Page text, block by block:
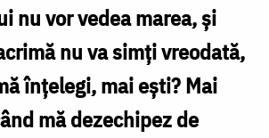
nu vor vedea marea, și
nu va simți vreodată,
înțelegi, mai ești? Mai
mă dezechipez de